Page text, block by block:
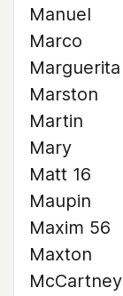
Manuel
Marco
Marguerita
Marston
Martin
Mary
Matt 16
Maupin
Maxim 56
Maxton
McCartney